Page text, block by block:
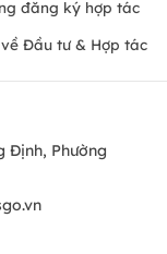
đăng ký hợp tác
Đầu tư & Hợp tác
Định, Phường